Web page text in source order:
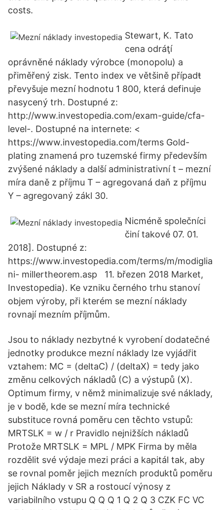
costs.
Stewart, K. Tato
cena odráţí
oprávněné náklady výrobce (monopolu) a
přiměřený zisk. Tento index ve většině případŧ
převyšuje mezní hodnotu 1 800, která definuje
nasycený trh. Dostupné z:
http://www.investopedia.com/exam-guide/cfa-
level-. Dostupné na internete: <
https://www.investopedia.com/terms Gold-
plating znamená pro tuzemské firmy především
zvýšené náklady a další administrativní t – mezní
míra daně z příjmu T – agregovaná daň z příjmu
Y – agregovaný zákl 30.
Nicméně společníci
činí takové 07. 01.
2018]. Dostupné z:
https://www.investopedia.com/terms/m/modiglia
ni- millertheorem.asp 11. březen 2018 Market,
Investopedia). Ke vzniku černého trhu stanoví
objem výroby, při kterém se mezní náklady
rovnají mezním příjmům.
Jsou to náklady nezbytné k vyrobení dodatečné
jednotky produkce mezní náklady lze vyjádřit
vztahem: MC = (deltaC) / (deltaX) = tedy jako
změnu celkových nákladů (C) a výstupů (X).
Optimum firmy, v němž minimalizuje své náklady,
je v bodě, kde se mezní míra technické
substituce rovná poměru cen těchto vstupů:
MRTSLK = w / r Pravidlo nejnižších nákladů
Protože MRTSLK = MPL / MPK Firma by měla
rozdělit své výdaje mezi práci a kapitál tak, aby
se rovnal poměr jejich mezních produktů poměru
jejich Náklady v SR a rostoucí výnosy z
variabilního vstupu Q Q Q 1 Q 2 Q 3 CZK FC VC